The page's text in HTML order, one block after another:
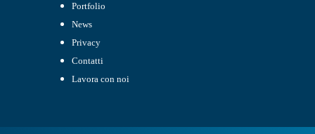
Portfolio
News
Privacy
Contatti
Lavora con noi